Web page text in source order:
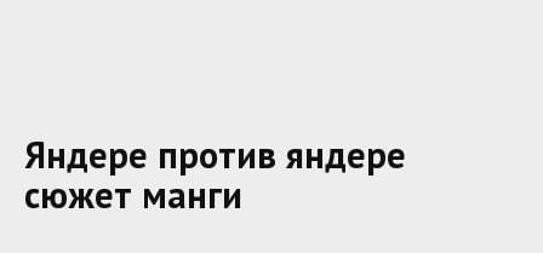
Яндере против яндере
сюжет манги